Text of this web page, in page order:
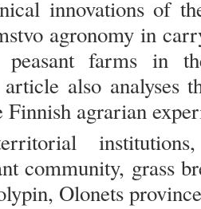
innovations of
agronomy in
peasant farms in
also analyses
agrarian
community, grass
Olonets